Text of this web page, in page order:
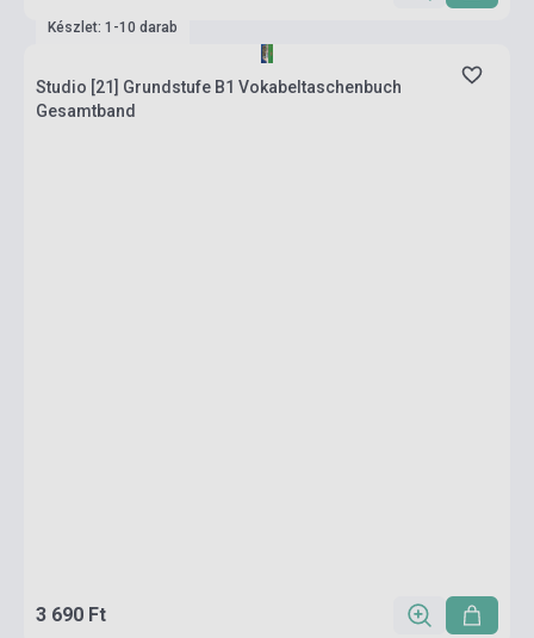
Készlet: 1-10 darab
Studio [21] Grundstufe B1 Vokabeltaschenbuch
Gesamtband
3 690 Ft